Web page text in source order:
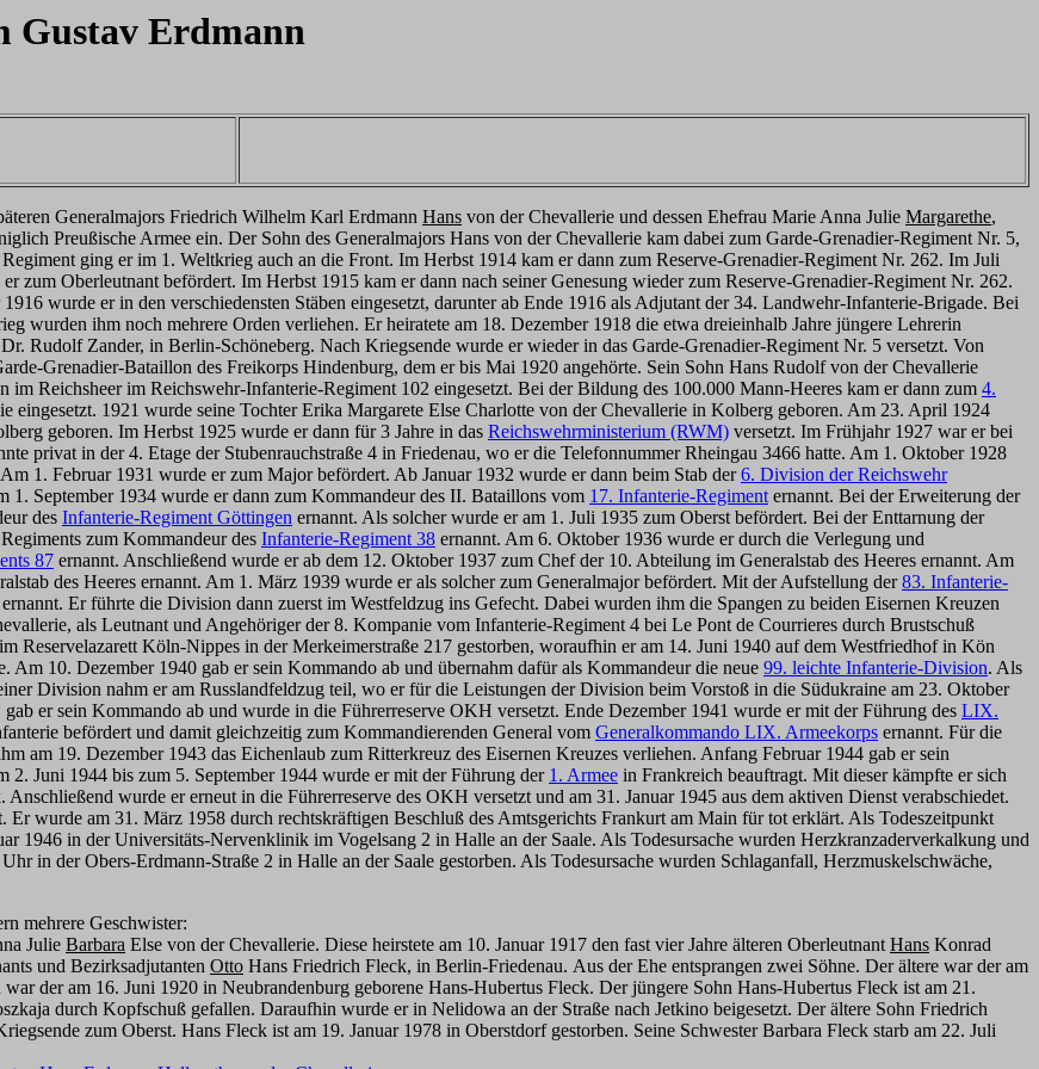
Gustav Erdmann
Generalmajors Friedrich Wilhelm Karl Erdmann Hans von der Chevallerie und dessen Ehefrau Marie Anna Julie Margarethe,
Preußische Armee ein. Der Sohn des Generalmajors Hans von der Chevallerie kam dabei zum Garde-Grenadier-Regiment Nr. 5,
ging er im 1. Weltkrieg auch an die Front. Im Herbst 1914 kam er dann zum Reserve-Grenadier-Regiment Nr. 262. Im Juli
zum Oberleutnant befördert. Im Herbst 1915 kam er dann nach seiner Genesung wieder zum Reserve-Grenadier-Regiment Nr. 262.
wurde er in den verschiedensten Stäben eingesetzt, darunter ab Ende 1916 als Adjutant der 34. Landwehr-Infanterie-Brigade. Bei
wurden ihm noch mehrere Orden verliehen. Er heiratete am 18. Dezember 1918 die etwa dreieinhalb Jahre jüngere Lehrerin
Rudolf Zander, in Berlin-Schöneberg. Nach Kriegsende wurde er wieder in das Garde-Grenadier-Regiment Nr. 5 versetzt. Von
Grenadier-Bataillon des Freikorps Hindenburg, dem er bis Mai 1920 angehörte. Sein Sohn Hans Rudolf von der Chevallerie
Reichsheer im Reichswehr-Infanterie-Regiment 102 eingesetzt. Bei der Bildung des 100.000 Mann-Heeres kam er dann zum 4.
eingesetzt. 1921 wurde seine Tochter Erika Margarete Else Charlotte von der Chevallerie in Kolberg geboren. Am 23. April 1924
geboren. Im Herbst 1925 wurde er dann für 3 Jahre in das Reichswehrministerium (RWM) versetzt. Im Frühjahr 1927 war er bei
privat in der 4. Etage der Stubenrauchstraße 4 in Friedenau, wo er die Telefonnummer Rheingau 3466 hatte. Am 1. Oktober 1928
1. Februar 1931 wurde er zum Major befördert. Ab Januar 1932 wurde er dann beim Stab der6. Division der Reichswehr
September 1934 wurde er dann zum Kommandeur des II. Bataillons vom 17. Infanterie-Regiment ernannt. Bei der Erweiterung der
des Infanterie-Regiment Göttingen ernannt. Als solcher wurde er am 1. Juli 1935 zum Oberst befördert. Bei der Enttarnung der
zum Kommandeur des Infanterie-Regiment 38 ernannt. Am 6. Oktober 1936 wurde er durch die Verlegung und
87 ernannt. Anschließend wurde er ab dem 12. Oktober 1937 zum Chef der 10. Abteilung im Generalstab des Heeres ernannt. Am
des Heeres ernannt. Am 1. März 1939 wurde er als solcher zum Generalmajor befördert. Mit der Aufstellung der83. Infanterie-
Er führte die Division dann zuerst im Westfeldzug ins Gefecht. Dabei wurden ihm die Spangen zu beiden Eisernen Kreuzen
als Leutnant und Angehöriger der 8. Kompanie vom Infanterie-Regiment 4 bei Le Pont de Courrieres durch Brustschuß
Reservelazarett Köln-Nippes in der Merkeimerstraße 217 gestorben, woraufhin er am 14. Juni 1940 auf dem Westfriedhof in Kön
10. Dezember 1940 gab er sein Kommando ab und übernahm dafür als Kommandeur die neue 99. leichte Infanterie-Division. Als
Division nahm er am Russlandfeldzug teil, wo er für die Leistungen der Division beim Vorstoß in die Südukraine am 23. Oktober
er sein Kommando ab und wurde in die Führerreserve OKH versetzt. Ende Dezember 1941 wurde er mit der Führung des LIX.
befördert und damit gleichzeitig zum Kommandierenden General vom Generalkommando LIX. Armeekorps ernannt. Für die
am 19. Dezember 1943 das Eichenlaub zum Ritterkreuz des Eisernen Kreuzes verliehen. Anfang Februar 1944 gab er sein
Juni 1944 bis zum 5. September 1944 wurde er mit der Führung der 1. Armee in Frankreich beauftragt. Mit dieser kämpfte er sich
wurde er erneut in die Führerreserve des OKH versetzt und am 31. Januar 1945 aus dem aktiven Dienst verabschiedet.
wurde am 31. März 1958 durch rechtskräftigen Beschluß des Amtsgerichts Frankurt am Main für tot erklärt. Als Todeszeitpunkt
1946 in der Universitäts-Nervenklinik im Vogelsang 2 in Halle an der Saale. Als Todesursache wurden Herzkranzaderverkalkung und
in der Obers-Erdmann-Straße 2 in Halle an der Saale gestorben. Als Todesursache wurden Schlaganfall, Herzmuskelschwäche,
mehrere Geschwister:
Julie Barbara Else von der Chevallerie. Diese heirstete am 10. Januar 1917 den fast vier Jahre älteren Oberleutnant Hans Konrad
und Bezirksadjutanten Otto Hans Friedrich Fleck, in Berlin-Friedenau. Aus der Ehe entsprangen zwei Söhne. Der ältere war der am
der am 16. Juni 1920 in Neubrandenburg geborene Hans-Hubertus Fleck. Der jüngere Sohn Hans-Hubertus Fleck ist am 21.
durch Kopfschuß gefallen. Daraufhin wurde er in Nelidowa an der Straße nach Jetkino beigesetzt. Der ältere Sohn Friedrich
zum Oberst. Hans Fleck ist am 19. Januar 1978 in Oberstdorf gestorben. Seine Schwester Barbara Fleck starb am 22. Juli